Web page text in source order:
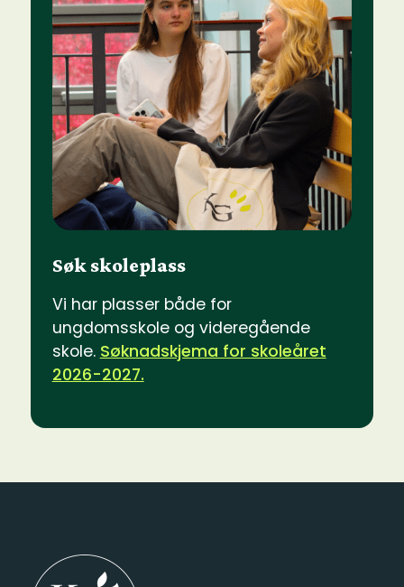
Søk skoleplass
Vi har plasser både for
ungdomsskole og videregående
skole. Søknadskjema for skoleåret
2026-2027.